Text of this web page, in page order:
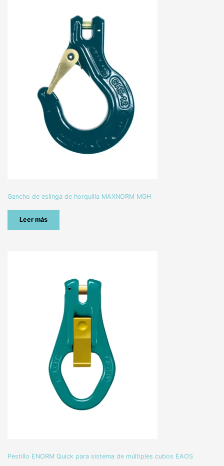
Gancho de eslinga de horquilla MAXNORM MGH
Leer más
Pestillo ENORM Quick para sistema de múltiples cubos EAOS